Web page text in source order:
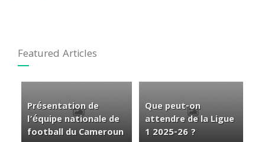
Featured Articles
Présentation de
l’équipe nationale de
football du Cameroun
Que peut-on
attendre de la Ligue
1 2025-26 ?